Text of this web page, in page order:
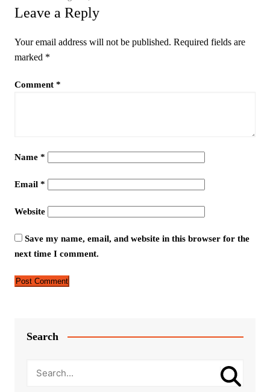
Leave a Reply
Your email address will not be published. Required fields are
marked *
Comment *
Name *
Email *
Website
Save my name, email, and website in this browser for the
next time I comment.
Search